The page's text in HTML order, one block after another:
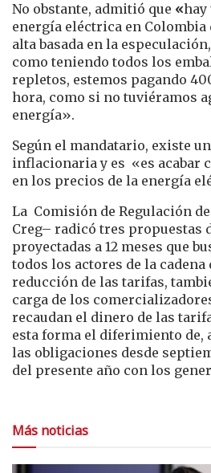
No obstante, admitió que «hay
energía eléctrica en Colombia
alta basada en la
como teniendo todos los
repletos, estemos pagando
hora, como si no tuviéramos
energía».
Según el mandatario, existe
inflacionaria y es «es acabar
en los precios de la energía
La Comisión de Regulación
Creg– radicó tres propuestas
proyectadas a 12 meses que
todos los actores de la
reducción de las tarifas,
carga de los
recaudan el dinero de las
esta forma el diferimiento de,
las obligaciones desde
del presente año con los
Más noticias